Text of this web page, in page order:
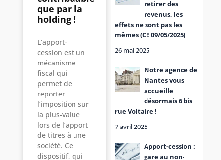
que par la
holding !
L’apport-
cession est un
mécanisme
fiscal qui
permet de
reporter
l’imposition sur
la plus-value
lors de l’apport
de titres à une
société. Ce
dispositif, qui
retirer des
revenus, les
effets ne sont pas les
mêmes (CE 09/05/2025)
26 mai 2025
Notre agence de
Nantes vous
accueille
désormais 6 bis
rue Voltaire !
7 avril 2025
Apport-cession :
gare au non-